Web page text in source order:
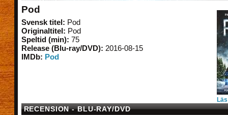
Pod
Svensk titel: Pod
Originaltitel: Pod
Speltid (min): 75
Release (Blu-ray/DVD): 2016-08-15
IMDb: Pod
RECENSION - BLU-RAY/DVD